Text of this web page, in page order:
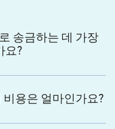
송금하는 데 가장
요?
용은 얼마인가요?